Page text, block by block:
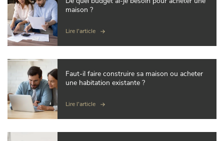
maison ?
Lire l'article
Faut-il faire construire sa maison ou acheter
une habitation existante ?
Lire l'article